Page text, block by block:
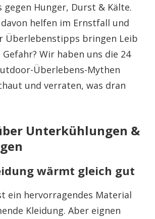
gegen Hunger, Durst & Kälte.
helfen im Ernstfall und
Überlebenstipps bringen Leib
Wir haben uns die 24
Überlebens-Mythen
und verraten, was dran
Unterkühlungen &
wärmt gleich gut
ein hervorragendes Material
Kleidung. Aber eignen